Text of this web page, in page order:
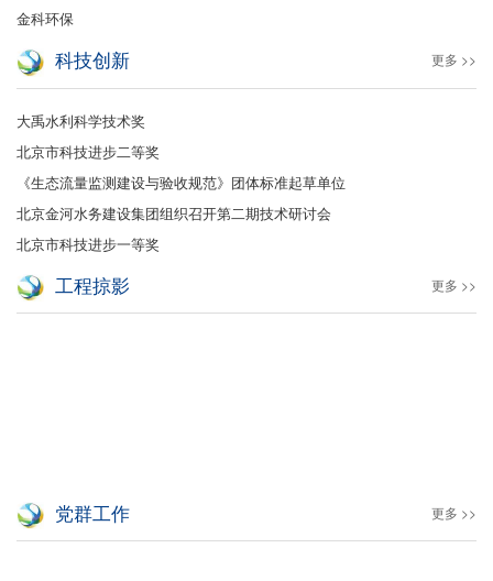
金科环保
科技创新 更多 >>
大禹水利科学技术奖
北京市科技进步二等奖
《生态流量监测建设与验收规范》团体标准起草单位
北京金河水务建设集团组织召开第二期技术研讨会
北京市科技进步一等奖
工程掠影 更多 >>
党群工作 更多 >>